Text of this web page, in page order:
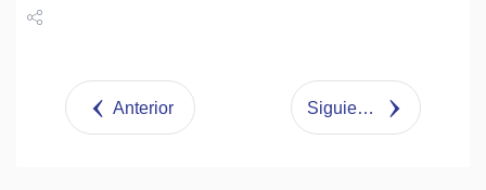
Tweet
Anterior Siguiente